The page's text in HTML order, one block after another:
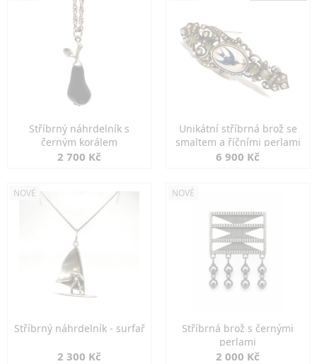
Stříbrný náhrdelník s
černým korálem
2 700 Kč
Unikátní stříbrná brož se
smaltem a říčními perlami
6 900 Kč
NOVÉ
Stříbrný náhrdelník - surfař
2 300 Kč
NOVÉ
Stříbrná brož s černými
perlami
2 000 Kč